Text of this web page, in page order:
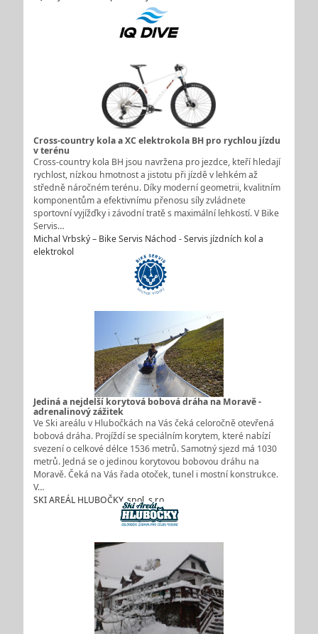
Cross-country kola a XC elektrokola BH pro rychlou jízdu
v terénu
Cross-country kola BH jsou navržena pro jezdce, kteří hledají
rychlost, nízkou hmotnost a jistotu při jízdě v lehkém až
středně náročném terénu. Díky moderní geometrii, kvalitním
komponentům a efektivnímu přenosu síly zvládnete
sportovní vyjížďky i závodní tratě s maximální lehkostí. V Bike
Servis…
Michal Vrbský – Bike Servis Náchod - Servis jízdních kol a
elektrokol
Jediná a nejdelší korytová bobová dráha na Moravě -
adrenalinový zážitek
Ve Ski areálu v Hlubočkách na Vás čeká celoročně otevřená
bobová dráha. Projíždí se speciálním korytem, které nabízí
svezení o celkové délce 1536 metrů. Samotný sjezd má 1030
metrů. Jedná se o jedinou korytovou bobovou dráhu na
Moravě. Čeká na Vás řada otoček, tunel i mostní konstrukce.
V…
SKI AREÁL HLUBOČKY, spol. s r.o.